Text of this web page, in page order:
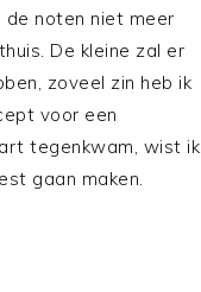
noten niet meer
De kleine zal er
zoveel zin heb ik
voor een
tegenkwam, wist ik
gaan maken.